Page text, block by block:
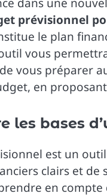
prévisionnel
le plan
vous
vous préparer
en
les bases
est un
clairs et de
en